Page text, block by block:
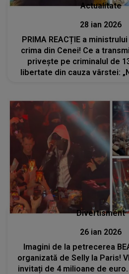
Actualitate
28 ian 2026
PRIMA REACȚIE a
crima din Cenei! Ce a
privește pe criminalul de
libertate din cauza vârstei:
Divertisment
26 ian 2026
Imagini de la petrecerea
organizată de Selly la Paris!
invitați de 4 milioane de